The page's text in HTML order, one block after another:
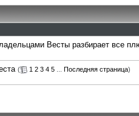
Весты разбирает все
( 1 2 3 4 5 Последняя страница)